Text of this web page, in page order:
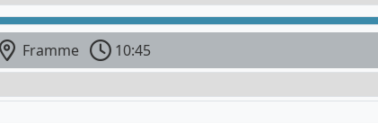
Framme
10:45